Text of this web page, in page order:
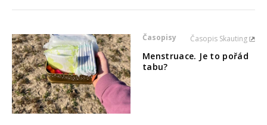
Časopisy Časopis Skauting
Menstruace. Je to pořád
tabu?